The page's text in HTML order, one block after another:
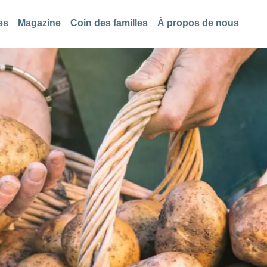
Magazine Coin des familles À propos de nous